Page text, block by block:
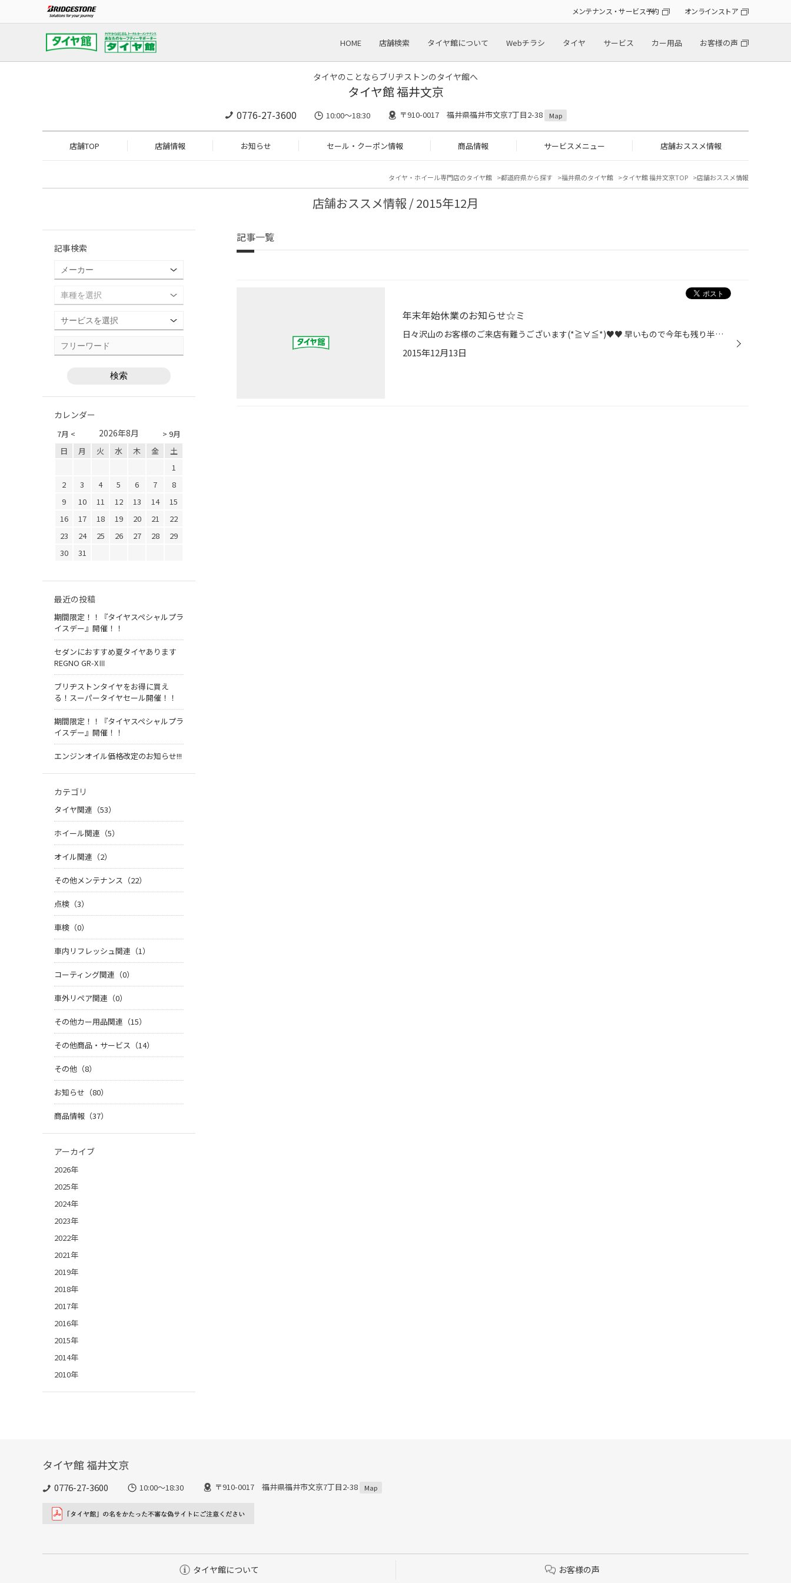
メンテナンス・サービス予約 オンラインストア
HOME 店舗検索 タイヤ館について Webチラシ タイヤ サービス カー用品 お客様の声
タイヤのことならブリヂストンのタイヤ館へ
タイヤ館 福井文京
0776-27-3600 10:00～18:30 〒910-0017 福井県福井市文京7丁目2-38 Map
店舗TOP 店舗情報 お知らせ セール・クーポン情報 商品情報 サービスメニュー 店舗おススメ情報
タイヤ・ホイール専門店のタイヤ館 都道府県から探す 福井県のタイヤ館 タイヤ館 福井文京TOP 店舗おススメ情報
店舗おススメ情報 / 2015年12月
記事一覧
年末年始休業のお知らせ☆ミ
日々沢山のお客様のご来店有難うございます(*≧∀≦*)♥♥ 早いもので今年も残り半月となりましたネΣ(ﾟдﾟlll) 誠に勝手ではありますが... 12月31日(木)～1月4日(月)まで年末年始休業とさせて頂きます!! 12月30日までは休まず営業致しますっっっっヽ(*´∀｀)ノ お休み中にお出かけをされる方も多いと思いま...
2015年12月13日
記事検索
カレンダー
7月 < > 9月
2026年8月
日 月 火 水 木 金
土
1
2
3 4 5 6 7
8
9
10 11 12 13 14
15
16
17 18 19 20 21
22
23
24 25 26 27 28
29
30
31
最近の投稿
期間限定！！『タイヤスペシャルプラ
イスデー』開催！！
セダンにおすすめ夏タイヤあります
REGNO GR-XⅢ
ブリヂストンタイヤをお得に買え
る！スーパータイヤセール開催！！
期間限定！！『タイヤスペシャルプラ
イスデー』開催！！
エンジンオイル価格改定のお知らせ!!!
カテゴリ
タイヤ関連（53）
ホイール関連（5）
オイル関連（2）
その他メンテナンス（22）
点検（3）
車検（0）
車内リフレッシュ関連（1）
コーティング関連（0）
車外リペア関連（0）
その他カー用品関連（15）
その他商品・サービス（14）
その他（8）
お知らせ（80）
商品情報（37）
アーカイブ
2026年
2025年
2024年
2023年
2022年
2021年
2019年
2018年
2017年
2016年
2015年
2014年
2010年
タイヤ館 福井文京
0776-27-3600 10:00～18:30 〒910-0017 福井県福井市文京7丁目2-38 Map
タイヤ館について お客様の声